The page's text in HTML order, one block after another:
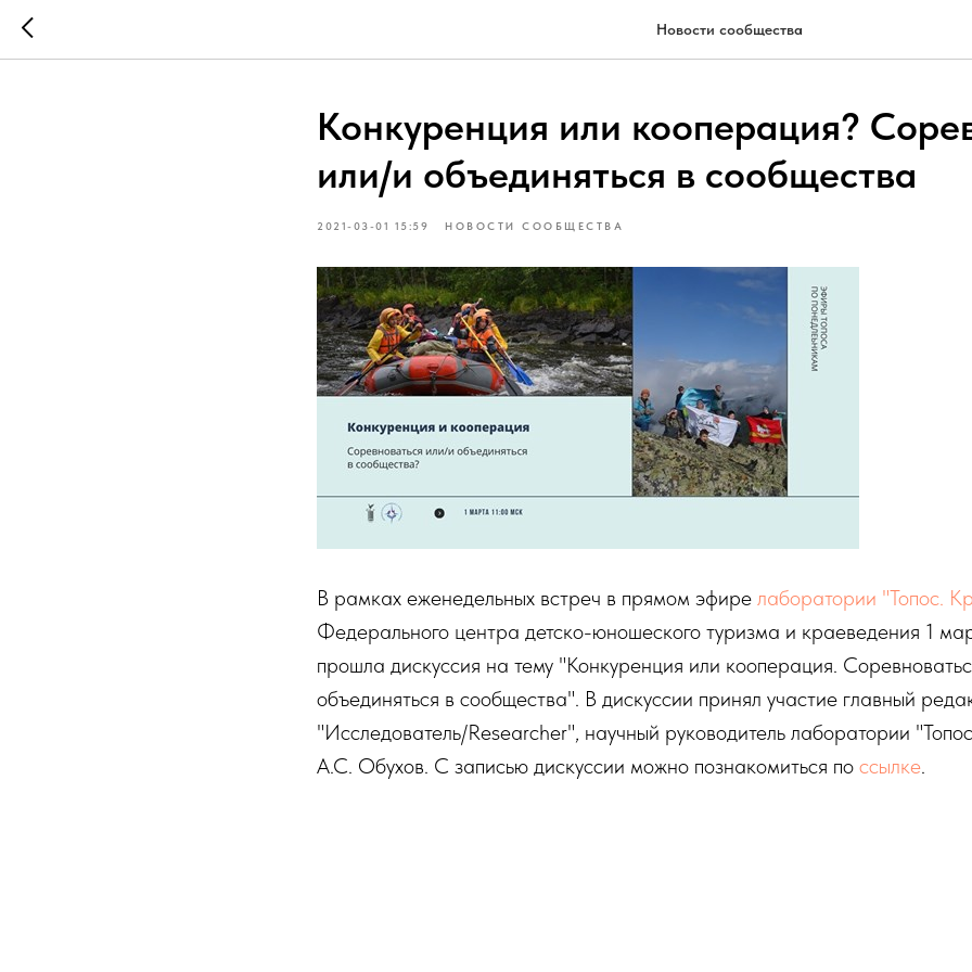
Новости сообщества
Конкуренция или кооперация?
или/и объединяться в сообщества
2021-03-01 15:59 НОВОСТИ СООБЩЕСТВА
В рамках еженедельных встреч в прямом эфире лаборатории "Топос.
Федерального центра детско-юношеского туризма и краеведения 1
прошла дискуссия на тему "Конкуренция или кооперация.
объединяться в сообщества". В дискуссии принял участие главный
"Исследователь/Researcher", научный руководитель лаборатории
А.С. Обухов. С записью дискуссии можно познакомиться по ссылке.